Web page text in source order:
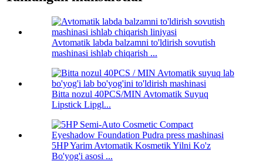
Avtomatik labda balzamni to'ldirish sovutish
mashinasi ishlab chiqarish ...
Bitta nozul 40PCS/MIN Avtomatik Suyuq
Lipstick Lipgl...
5HP Yarim Avtomatik Kosmetik Yilni Ko'z
Bo'yog'i asosi ...